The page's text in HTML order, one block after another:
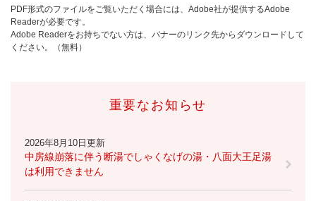
PDF形式のファイルをご覧いただく場合には、Adobe社が提供するAdobe
Readerが必要です。
Adobe Readerをお持ちでない方は、バナーのリンク先からダウンロードして
ください。（無料）
重要なお知らせ
2026年8月10日更新
中房線崩落に伴う断湯でしゃくなげの湯・八面大王足湯
は利用できません